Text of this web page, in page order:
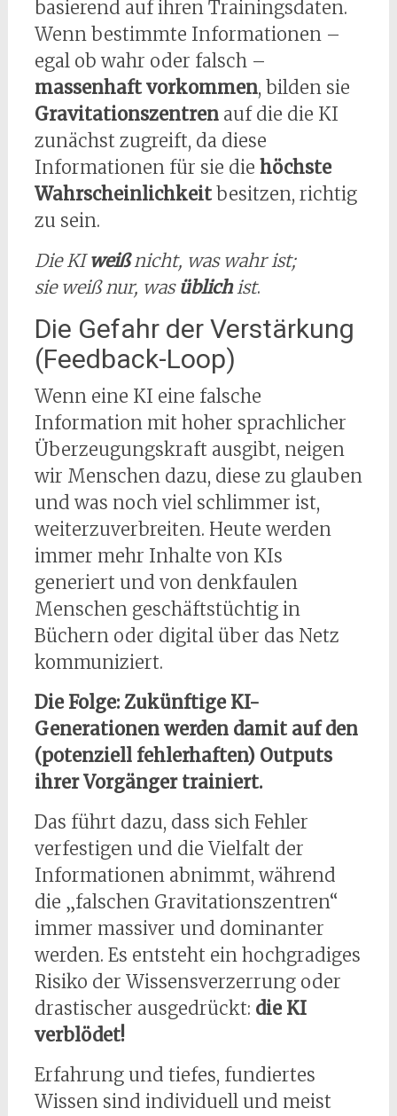
basierend auf ihren Trainingsdaten.
Wenn bestimmte Informationen –
egal ob wahr oder falsch –
massenhaft vorkommen, bilden sie
Gravitationszentrenauf die die KI
zunächst zugreift, da diese
Informationen für sie die höchste
Wahrscheinlichkeitbesitzen, richtig
zu sein.
Die KIweißnicht, was wahr ist;
sie weiß nur, was üblichist.
Die Gefahr der Verstärkung
(Feedback-Loop)
Wenn eine KI eine falsche
Information mit hoher sprachlicher
Überzeugungskraft ausgibt, neigen
wir Menschen dazu, diese zu glauben
und was noch viel schlimmer ist,
weiterzuverbreiten. Heute werden
immer mehr Inhalte von KIs
generiert und von denkfaulen
Menschen geschäftstüchtig in
Büchern oder digital über das Netz
kommuniziert.
Die Folge: Zukünftige KI-
Generationen werden damit auf den
(potenziell fehlerhaften) Outputs
ihrer Vorgänger trainiert.
Das führt dazu, dass sich Fehler
verfestigen und die Vielfalt der
Informationen abnimmt, während
die „falschen Gravitationszentren“
immer massiver und dominanter
werden. Es entsteht ein hochgradiges
Risiko der Wissensverzerrung oder
drastischer ausgedrückt: die KI
verblödet!
Erfahrung und tiefes, fundiertes
Wissen sind individuell und meist